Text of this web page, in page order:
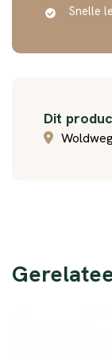
Snelle
Dit